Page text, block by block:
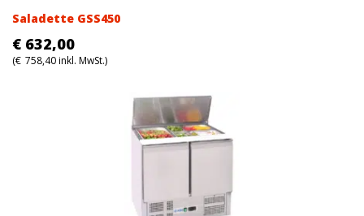
Saladette GSS450
€ 632,00
(€ 758,40inkl. MwSt.)